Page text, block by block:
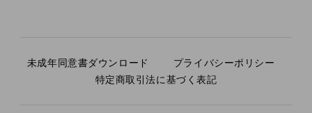
未成年同意書ダウンロード
プライバシーポリシー
特定商取引法に基づく表記